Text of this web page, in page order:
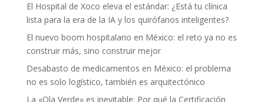
El Hospital de Xoco eleva el estándar: ¿Está tu clínica
lista para la era de la IA y los quirófanos inteligentes?
El nuevo boom hospitalario en México: el reto ya no es
construir más, sino construir mejor
Desabasto de medicamentos en México: el problema
no es solo logístico, también es arquitectónico
La «Ola Verde» es inevitable: Por qué la Certificación